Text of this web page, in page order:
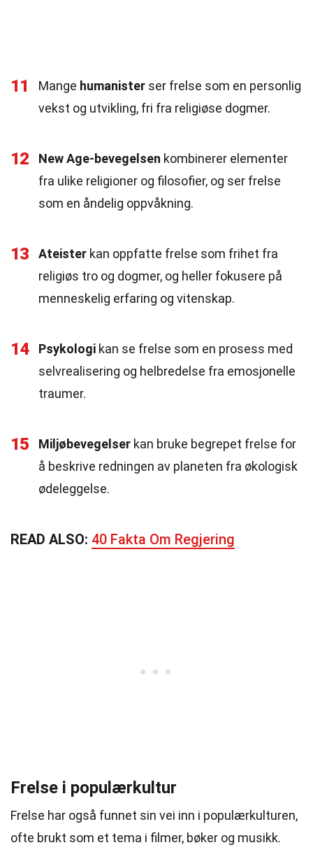
11 Mange humanister ser frelse som en personlig
vekst og utvikling, fri fra religiøse dogmer.
12 New Age-bevegelsen kombinerer elementer
fra ulike religioner og filosofier, og ser frelse
som en åndelig oppvåkning.
13 Ateister kan oppfatte frelse som frihet fra
religiøs tro og dogmer, og heller fokusere på
menneskelig erfaring og vitenskap.
14 Psykologi kan se frelse som en prosess med
selvrealisering og helbredelse fra emosjonelle
traumer.
15 Miljøbevegelser kan bruke begrepet frelse for
å beskrive redningen av planeten fra økologisk
ødeleggelse.
READ ALSO: 40 Fakta Om Regjering
Frelse i populærkultur
Frelse har også funnet sin vei inn i populærkulturen,
ofte brukt som et tema i filmer, bøker og musikk.